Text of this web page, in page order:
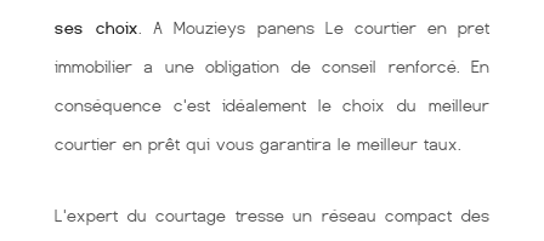
ses choix . A Mouzieys panens Le courtier en pret
immobilier a une obligation de conseil renforcé. En
conséquence c'est idéalement le choix du meilleur
courtier en prêt qui vous garantira le meilleur taux.
L'expert du courtage tresse un réseau compact des